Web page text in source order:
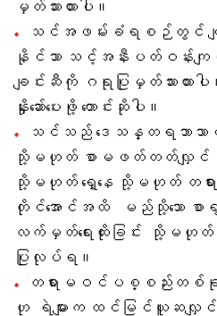
မှတ်သားထားပါ။
သင်အဖမ်းခံရစဉ်တွင် မ
နိုင်သာ သင့်အနီးပတ်ဝန်းက
ချင်းဆီကို ဂရုပြုမှတ်သားထား
နှိုးဆော်ပေးဖို့ တောင်းဆိုပါ။
သင်သည် ဒေသန္တရဘာသာစ
သို့မဟုတ် စာမဖတ်တတ်လျှင်
သို့မဟုတ် ရှေ့နေ သို့မဟုတ် တရ
တိုင်အောင်အထိ မည်သို့သော စာ
လက်မှတ်ရေးထိုးခြင်း သို့မဟု
ပြုလုပ်ရ။
တရားမဝင်ပစ္စည်းတစ်
ဟု ရဲများက ထင်မြင်ယူဆလ